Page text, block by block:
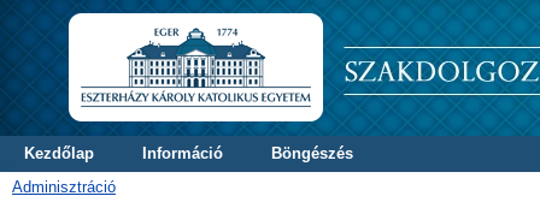
Kezdőlap Információ
Böngészés
Adminisztráció